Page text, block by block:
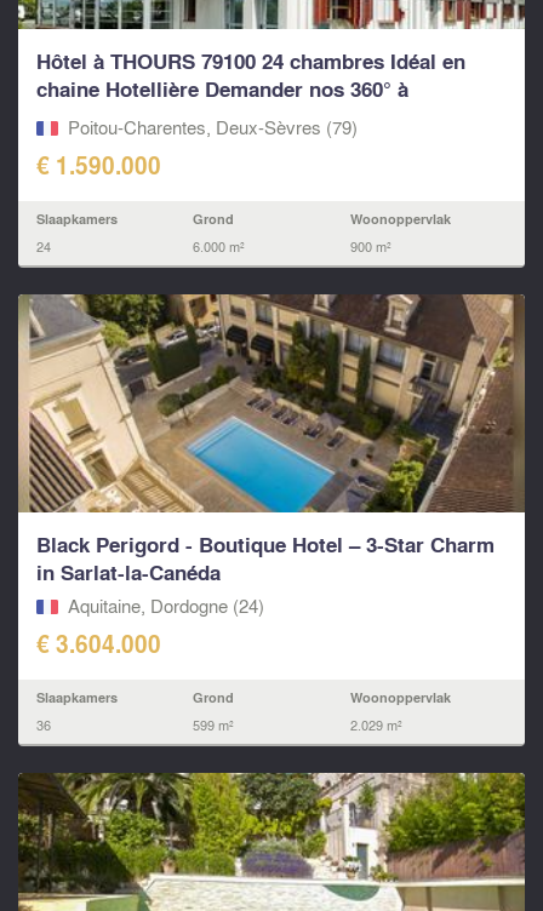
Hôtel à THOURS 79100 24 chambres Idéal en
chaine Hotellière Demander nos 360° à
LEGGETT...
Poitou-Charentes, Deux-Sèvres (79)
€ 1.590.000
Slaapkamers
24
Grond
6.000 m²
Woonoppervlak
900 m²
Black Perigord - Boutique Hotel – 3-Star Charm
in Sarlat-la-Canéda
Aquitaine, Dordogne (24)
€ 3.604.000
Slaapkamers
36
Grond
599 m²
Woonoppervlak
2.029 m²